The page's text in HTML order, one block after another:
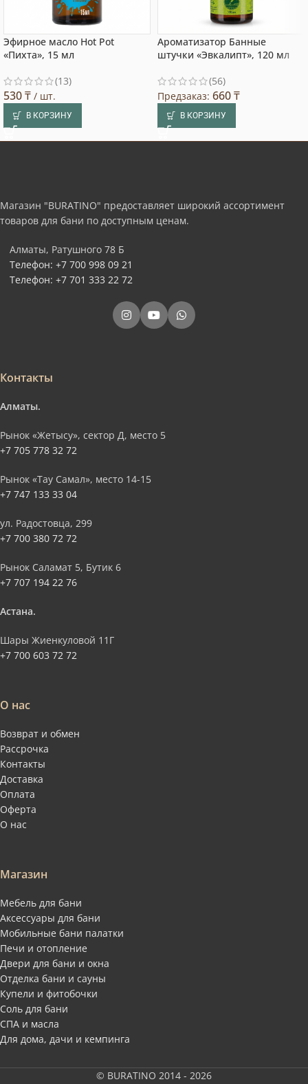
Эфирное масло Hot Pot
«Пихта», 15 мл
(13)
530₸ / шт.
В КОРЗИНУ
Ароматизатор Банные
штучки «Эвкалипт», 120 мл
(56)
Предзаказ: 660₸
В КОРЗИНУ
Магазин "BURATINO" предоставляет широкий ассортимент
товаров для бани по доступным ценам.
Алматы, Ратушного 78 Б
Телефон: +7 700 998 09 21
Телефон: +7 701 333 22 72
Контакты
Алматы.
Рынок «Жетысу», сектор Д, место 5
+7 705 778 32 72
Рынок «Тау Самал», место 14-15
+7 747 133 33 04
ул. Радостовца, 299
+7 700 380 72 72
Рынок Саламат 5, Бутик 6
+7 707 194 22 76
Астана.
Шары Жиенкуловой 11Г
+7 700 603 72 72
О нас
Возврат и обмен
Рассрочка
Контакты
Доставка
Оплата
Оферта
О нас
Магазин
Мебель для бани
Аксессуары для бани
Мобильные бани палатки
Печи и отопление
Двери для бани и окна
Отделка бани и сауны
Купели и фитобочки
Соль для бани
СПА и масла
Для дома, дачи и кемпинга
© BURATINO 2014 - 2026